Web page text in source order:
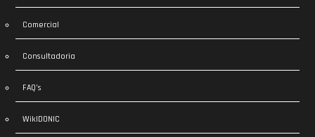
Comercial
Consultadoria
FAQ’s
WikIDONIC